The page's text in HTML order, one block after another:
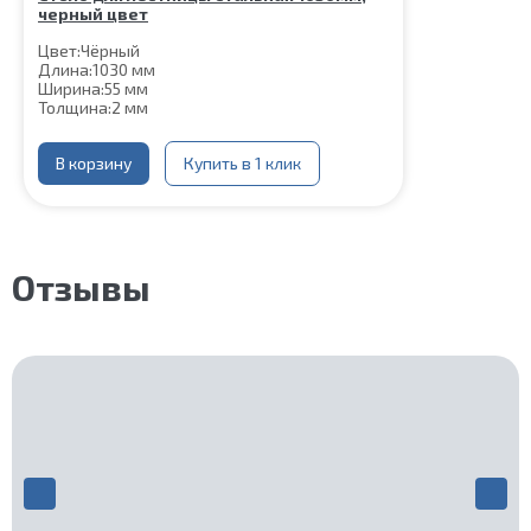
черный цвет
Цвет:Чёрный
Длина:1030 мм
Ширина:55 мм
Толщина:2 мм
В корзину Купить в 1 клик
Отзывы